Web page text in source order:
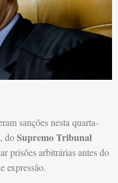
sanções nesta quarta-
doSupremo Tribunal
prisões arbitrárias antes do
expressão.